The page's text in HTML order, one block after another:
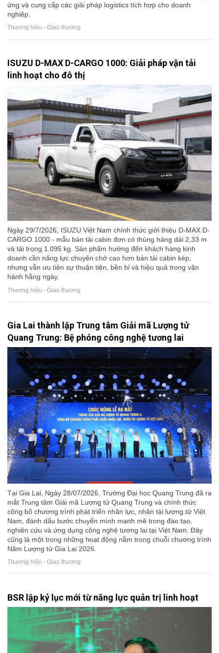
ứng và cung cấp các giải pháp logistics tích hợp cho doanh
nghiệp.
Thương hiệu - Giao thương
ISUZU D-MAX D-CARGO 1000: Giải pháp vận tải
linh hoạt cho đô thị
Ngày 29/7/2026, ISUZU Việt Nam chính thức giới thiệu D-MAX D-
CARGO 1000 - mẫu bán tải cabin đơn có thùng hàng dài 2,33 m
và tải trọng 1.095 kg. Sản phẩm hướng đến khách hàng kinh
doanh cần năng lực chuyên chở cao hơn bán tải cabin kép,
nhưng vẫn ưu tiên sự thuận tiện, bền bỉ và hiệu quả trong vận
hành hằng ngày.
Thương hiệu - Giao thương
Gia Lai thành lập Trung tâm Giải mã Lượng tử
Quang Trung: Bệ phóng công nghệ tương lai
Tại Gia Lai, Ngày 28/07/2026, Trường Đại học Quang Trung đã ra
mắt Trung tâm Giải mã Lượng tử Quang Trung và chính thức
công bố chương trình phát triển nhân lực, nhân tài lượng tử Việt
Nam, đánh dấu bước chuyển mình mạnh mẽ trong đào tạo,
nghiên cứu và ứng dụng công nghệ tương lai tại Việt Nam. Đây
cũng là một trong những hoạt động nằm trong chuỗi chương trình
Năm Lượng tử Gia Lai 2026.
Thương hiệu - Giao thương
BSR lập kỷ lục mới từ năng lực quản trị linh hoạt